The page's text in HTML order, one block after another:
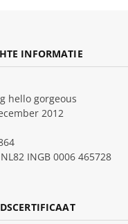
INFORMATIE
hello gorgeous
2012
INGB 0006 465728